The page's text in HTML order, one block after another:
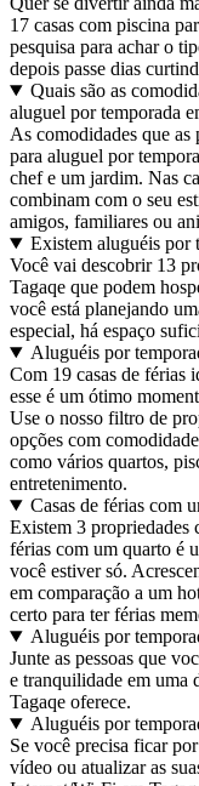
17 casas com piscina
pesquisa para achar o
depois passe dias
Quais são as
aluguel por temporada
As comodidades que as
para aluguel por
chef e um jardim. Nas
combinam com o seu
amigos, familiares ou
Existem aluguéis por
Você vai descobrir 13
Tagaqe que podem
você está planejando
especial, há espaço
Aluguéis por
Com 19 casas de férias
esse é um ótimo
Use o nosso filtro de
opções com
como vários quartos,
entretenimento.
Casas de férias com
Existem 3 propriedades
férias com um quarto é
você estiver só.
em comparação a um
certo para ter férias
Aluguéis por
Junte as pessoas que
e tranquilidade em uma
Tagaqe oferece.
Aluguéis por
Se você precisa ficar
vídeo ou atualizar as